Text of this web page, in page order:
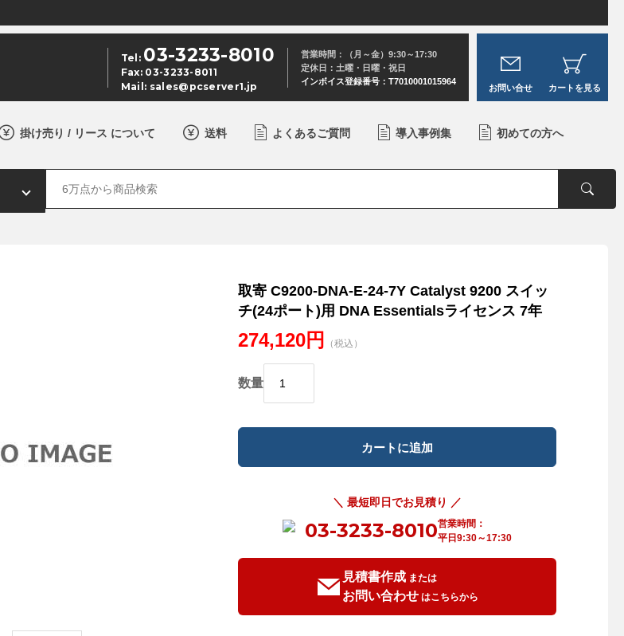
Tel: 03-3233-8010
Fax: 03-3233-8011
Mail: sales@pcserver1.jp
営業時間：（月～金）9:30～17:30
定休日：土曜・日曜・祝日
インボイス登録番号：T7010001015964
お問い合せ カートを見る
掛け売り / リース について 送料 よくあるご質問 導入事例集 初めての方へ
取寄 C9200-DNA-E-24-7Y Catalyst 9200 スイッ
チ(24ポート)用 DNA Essentialsライセンス 7年
274,120円 （税込）
数量
＼ 最短即日でお見積り ／
03-3233-8010営業時間：
平日9:30～17:30
見積書作成 または
お問い合わせ はこちらから